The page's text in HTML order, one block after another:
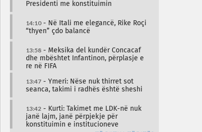
Presidenti me konstituimin
14:10- Në Itali me elegancë, Rike Roçi
“thyen” çdo balancë
13:58 - Meksika del kundër Concacaf
dhe mbështet Infantinon, përplasje e
re në FIFA
13:47 - Ymeri: Nëse nuk thirret sot
seanca, takimi i radhës është sheshi
13:42 - Kurti: Takimet me LDK-në nuk
janë lajm, janë përpjekje për
konstituimin e institucioneve